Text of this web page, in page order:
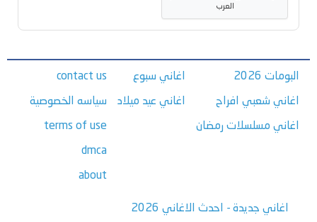
العرب
البومات 2026
اغاني شعبي افراح
اغاني مسلسلات رمضان
اغاني سبوع
اغاني عيد ميلاد
contact us
سياسه الخصوصية
terms of use
dmca
about
اغاني جديدة - احدث الاغاني 2026